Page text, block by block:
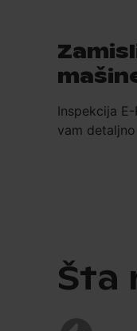
Inspekcija
vam
Šta